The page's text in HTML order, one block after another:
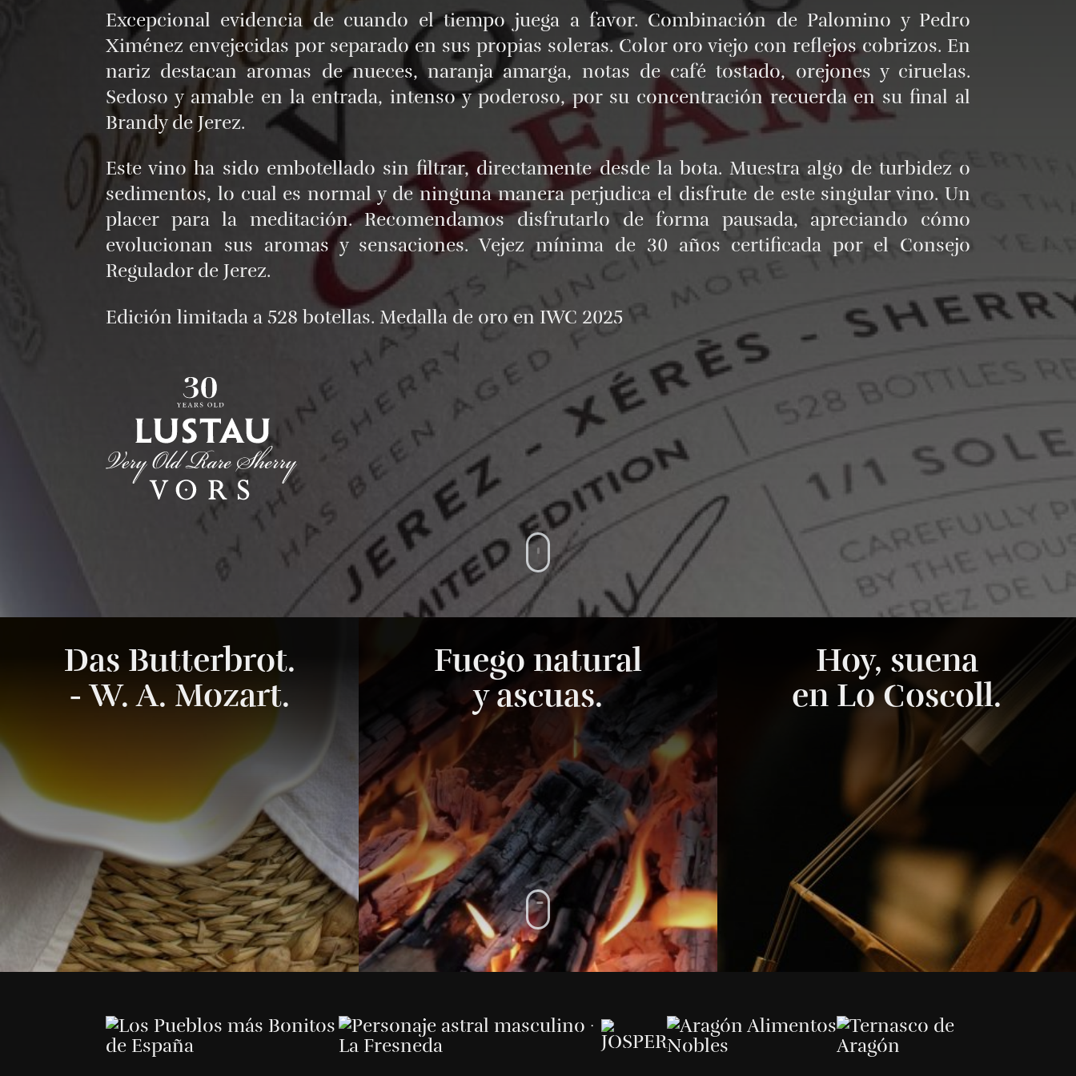
Excepcional evidencia de cuando el tiempo juega a favor. Combinación de Palomino y Pedro
Ximénez envejecidas por separado en sus propias soleras. Color oro viejo con reflejos cobrizos. En
nariz destacan aromas de nueces, naranja amarga, notas de café tostado, orejones y ciruelas.
Sedoso y amable en la entrada, intenso y poderoso, por su concentración recuerda en su final al
Brandy de Jerez.
Este vino ha sido embotellado sin filtrar, directamente desde la bota. Muestra algo de turbidez o
sedimentos, lo cual es normal y de ninguna manera perjudica el disfrute de este singular vino. Un
placer para la meditación. Recomendamos disfrutarlo de forma pausada, apreciando cómo
evolucionan sus aromas y sensaciones. Vejez mínima de 30 años certificada por el Consejo
Regulador de Jerez.
Edición limitada a 528 botellas. Medalla de oro en IWC 2025
Das Butterbrot.
- W. A. Mozart.
Fuego natural
y ascuas.
Hoy, suena
en Lo Coscoll.